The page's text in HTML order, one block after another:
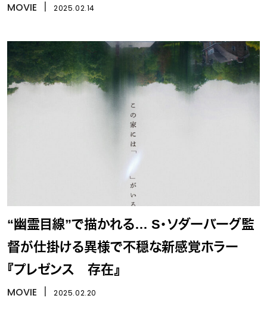
MOVIE 2025.02.14
“幽霊目線”で描かれる… S・ソダーバーグ監
督が仕掛ける異様で不穏な新感覚ホラー
『プレゼンス 存在』
MOVIE 2025.02.20